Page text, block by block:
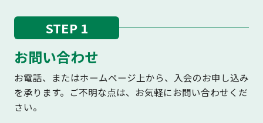
STEP 1
お問い合わせ
お電話、またはホームページ上から、入会のお申し込み
を承ります。ご不明な点は、お気軽にお問い合わせくだ
さい。